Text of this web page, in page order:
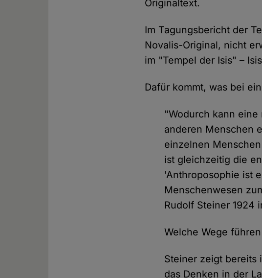
Originaltext.
Im Tagungsbericht der
Novalis-Original, nicht
im "Tempel der Isis" –
Dafür kommt, was bei
"Wodurch kann
anderen Menschen
einzelnen
ist gleichzeitig die
'Anthroposophie ist
Menschenwesen
Rudolf Steiner 1924
Welche Wege
Steiner zeigt bereits
das Denken in der